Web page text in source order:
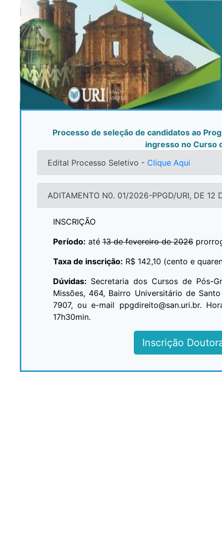
Processo de seleção de candidatos ao
ingresso no Curso
Edital Processo Seletivo - Clique Aqui
ADITAMENTO N0. 01/2026-PPGD/URI, DE 12
INSCRIÇÃO
Período: até13 de fevereiro de 2026
Taxa de inscrição: R$ 142,10 (cento e
Dúvidas: Secretaria dos Cursos de Pós-
Missões, 464, Bairro Universitário de
7907, ou e-mail ppgdireito@san.uri.br.
17h30min.
Inscrição